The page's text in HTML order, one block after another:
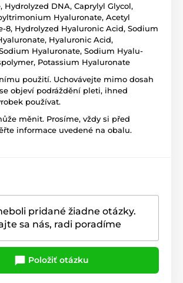
Hydrolyzed DNA, Caprylyl Glycol,
Hyaluronate, Acetyl
8, Hydrolyzed Hyaluronic Acid, Sodium
Hyaluronic Acid,
Hyaluronate, Sodium Hyalu-
Potassium Hyaluronate
použití. Uchovávejte mimo dosah
objeví podráždění pleti, ihned
používat.
měnit. Prosíme, vždy si před
informace uvedené na obalu.
pridané žiadne otázky.
sa nás, radi poradíme
Položiť otázku